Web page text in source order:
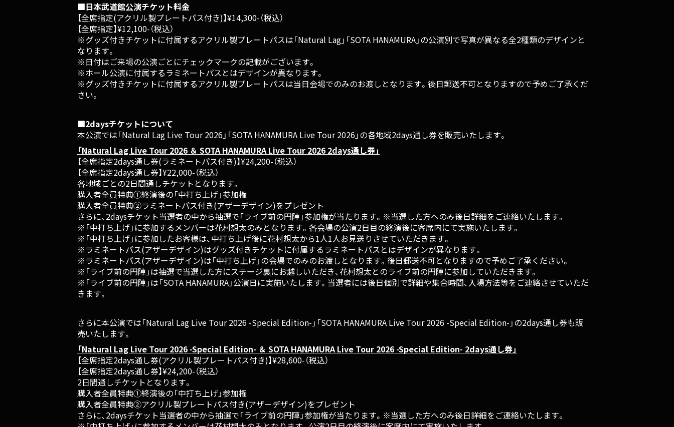
■日本武道館公演チケット料金
【全席指定(アクリル製プレートパス付き)】¥14,300-（税込）
【全席指定】¥12,100-（税込）
※グッズ付きチケットに付属するアクリル製プレートパスは「Natural Lag」「SOTA HANAMURA」の公演別で写真が異なる全2種類のデザインと
なります。
※日付はご来場の公演ごとにチェックマークの記載がございます。
※ホール公演に付属するラミネートパスとはデザインが異なります。
※グッズ付きチケットに付属するアクリル製プレートパスは当日会場でのみのお渡しとなります。後日郵送不可となりますので予めご了承くだ
さい。
■2daysチケットについて
本公演では「Natural Lag Live Tour 2026」「SOTA HANAMURA Live Tour 2026」の各地域2days通し券を販売いたします。
「Natural Lag Live Tour 2026 ＆ SOTA HANAMURA Live Tour 2026 2days通し券」
【全席指定2days通し券(ラミネートパス付き)】¥24,200-（税込）
【全席指定2days通し券】¥22,000-（税込）
各地域ごとの2日間通しチケットとなります。
購入者全員特典①終演後の「中打ち上げ」参加権
購入者全員特典②ラミネートパス付き(アザーデザイン)をプレゼント
さらに、2daysチケット当選者の中から抽選で「ライブ前の円陣」参加権が当たります。※当選した方へのみ後日詳細をご連絡いたします。
※「中打ち上げ」に参加するメンバーは花村想太のみとなります。各会場の公演2日目の終演後に客席内にて実施いたします。
※「中打ち上げ」に参加したお客様は、中打ち上げ後に花村想太から1人1人お見送りさせていただきます。
※ラミネートパス(アザーデザイン)はグッズ付きチケットに付属するラミネートパスとはデザインが異なります。
※ラミネートパス(アザーデザイン)は「中打ち上げ」の会場でのみのお渡しとなります。後日郵送不可となりますので予めご了承ください。
※「ライブ前の円陣」は抽選で当選した方にステージ裏にお越しいただき、花村想太とのライブ前の円陣に参加していただきます。
※「ライブ前の円陣」は「SOTA HANAMURA」公演日に実施いたします。当選者には後日個別で詳細や集合時間、入場方法等をご連絡させていただ
きます。
さらに本公演では「Natural Lag Live Tour 2026 -Special Edition-」「SOTA HANAMURA Live Tour 2026 -Special Edition-」の2days通し券も販
売いたします。
「Natural Lag Live Tour 2026 -Special Edition- ＆ SOTA HANAMURA Live Tour 2026 -Special Edition- 2days通し券」
【全席指定2days通し券(アクリル製プレートパス付き)】¥28,600-（税込）
【全席指定2days通し券】¥24,200-（税込）
2日間通しチケットとなります。
購入者全員特典①終演後の「中打ち上げ」参加権
購入者全員特典②アクリル製プレートパス付き(アザーデザイン)をプレゼント
さらに、2daysチケット当選者の中から抽選で「ライブ前の円陣」参加権が当たります。※当選した方へのみ後日詳細をご連絡いたします。